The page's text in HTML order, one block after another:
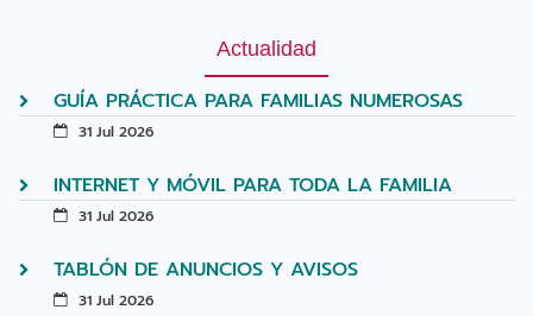
Actualidad
GUÍA PRÁCTICA PARA FAMILIAS NUMEROSAS
31 Jul 2026
INTERNET Y MÓVIL PARA TODA LA FAMILIA
31 Jul 2026
TABLÓN DE ANUNCIOS Y AVISOS
31 Jul 2026